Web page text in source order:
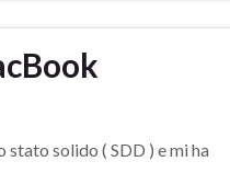
solido ( SDD ) e mi ha